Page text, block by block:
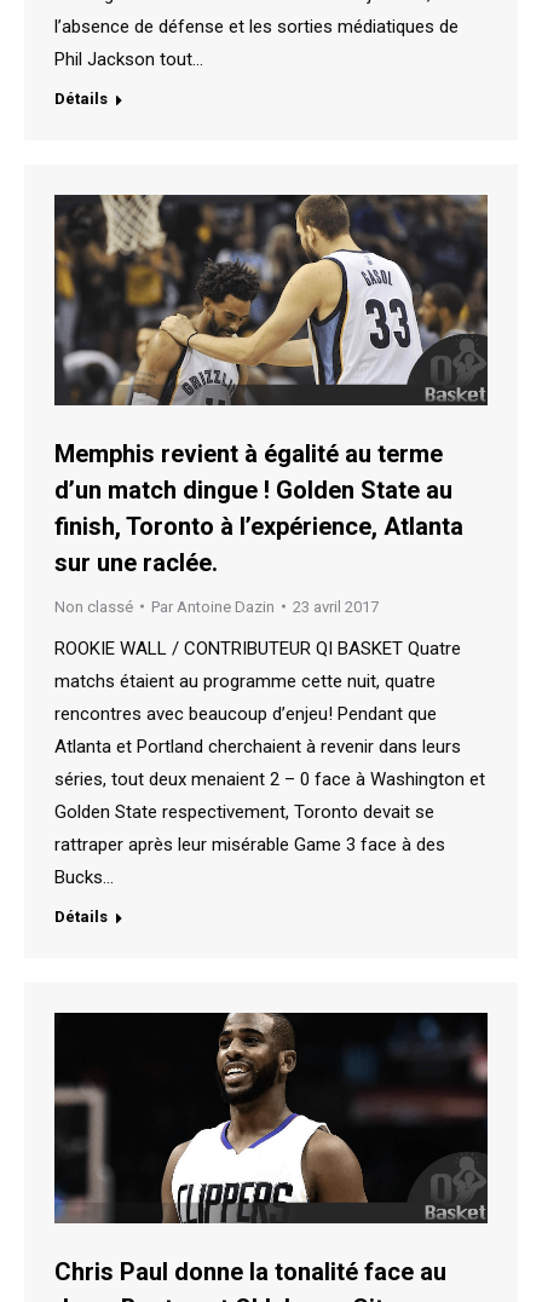
l’absence de défense et les sorties médiatiques de
Phil Jackson tout…
Détails
Memphis revient à égalité au terme
d’un match dingue ! Golden State au
finish, Toronto à l’expérience, Atlanta
sur une raclée.
Non classé Par Antoine Dazin 23 avril 2017
ROOKIE WALL / CONTRIBUTEUR QI BASKET Quatre
matchs étaient au programme cette nuit, quatre
rencontres avec beaucoup d’enjeu! Pendant que
Atlanta et Portland cherchaient à revenir dans leurs
séries, tout deux menaient 2 – 0 face à Washington et
Golden State respectivement, Toronto devait se
rattraper après leur misérable Game 3 face à des
Bucks…
Détails
Chris Paul donne la tonalité face au